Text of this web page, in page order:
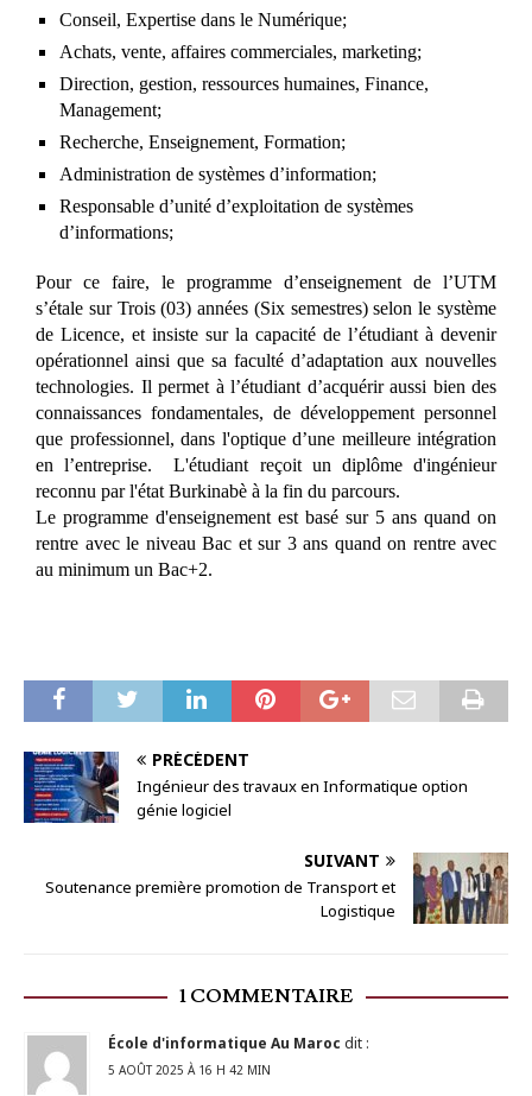
Conseil, Expertise dans le Numérique;
Achats, vente, affaires commerciales, marketing;
Direction, gestion, ressources humaines, Finance,
Management;
Recherche, Enseignement, Formation;
Administration de systèmes d’information;
Responsable d’unité d’exploitation de systèmes
d’informations;
Pour ce faire, le programme d’enseignement de l’UTM
s’étale sur Trois (03) années (Six semestres) selon le système
de Licence, et insiste sur la capacité de l’étudiant à devenir
opérationnel ainsi que sa faculté d’adaptation aux nouvelles
technologies. Il permet à l’étudiant d’acquérir aussi bien des
connaissances fondamentales, de développement personnel
que professionnel, dans l'optique d’une meilleure intégration
en l’entreprise. L'étudiant reçoit un diplôme d'ingénieur
reconnu par l'état Burkinabè à la fin du parcours.
Le programme d'enseignement est basé sur 5 ans quand on
rentre avec le niveau Bac et sur 3 ans quand on rentre avec
au minimum un Bac+2.
PRÉCÉDENT
Ingénieur des travaux en Informatique option
génie logiciel
SUIVANT
Soutenance première promotion de Transport et
Logistique
1 COMMENTAIRE
École d'informatique Au Maroc dit :
5 AOÛT 2025 À 16 H 42 MIN